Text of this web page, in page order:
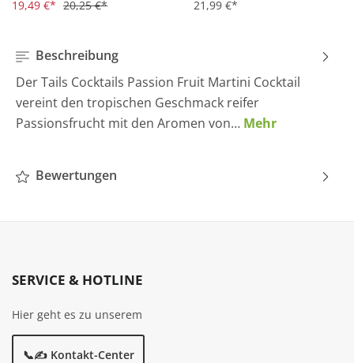
19,49 €* 20,25 €* 21,99 €*
Beschreibung
Der Tails Cocktails Passion Fruit Martini Cocktail
vereint den tropischen Geschmack reifer
Passionsfrucht mit den Aromen von… Mehr
Bewertungen
SERVICE & HOTLINE
Hier geht es zu unserem
📞✍️ Kontakt-Center